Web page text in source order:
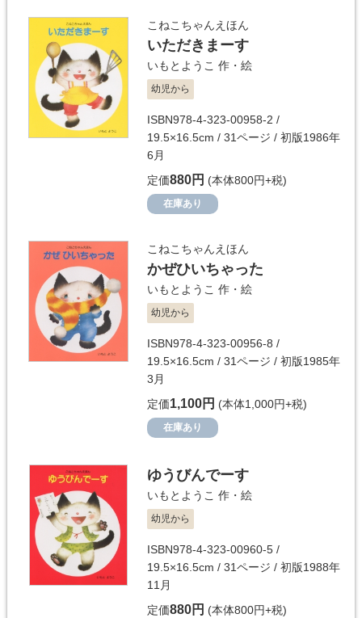
こねこちゃんえほん
いただきまーす
いもとようこ 作・絵
幼児から
ISBN978-4-323-00958-2 /
19.5×16.5cm / 31ページ / 初版1986年
6月
定価880円 (本体800円+税)
在庫あり
こねこちゃんえほん
かぜひいちゃった
いもとようこ 作・絵
幼児から
ISBN978-4-323-00956-8 /
19.5×16.5cm / 31ページ / 初版1985年
3月
定価1,100円 (本体1,000円+税)
在庫あり
ゆうびんでーす
いもとようこ 作・絵
幼児から
ISBN978-4-323-00960-5 /
19.5×16.5cm / 31ページ / 初版1988年
11月
定価880円 (本体800円+税)